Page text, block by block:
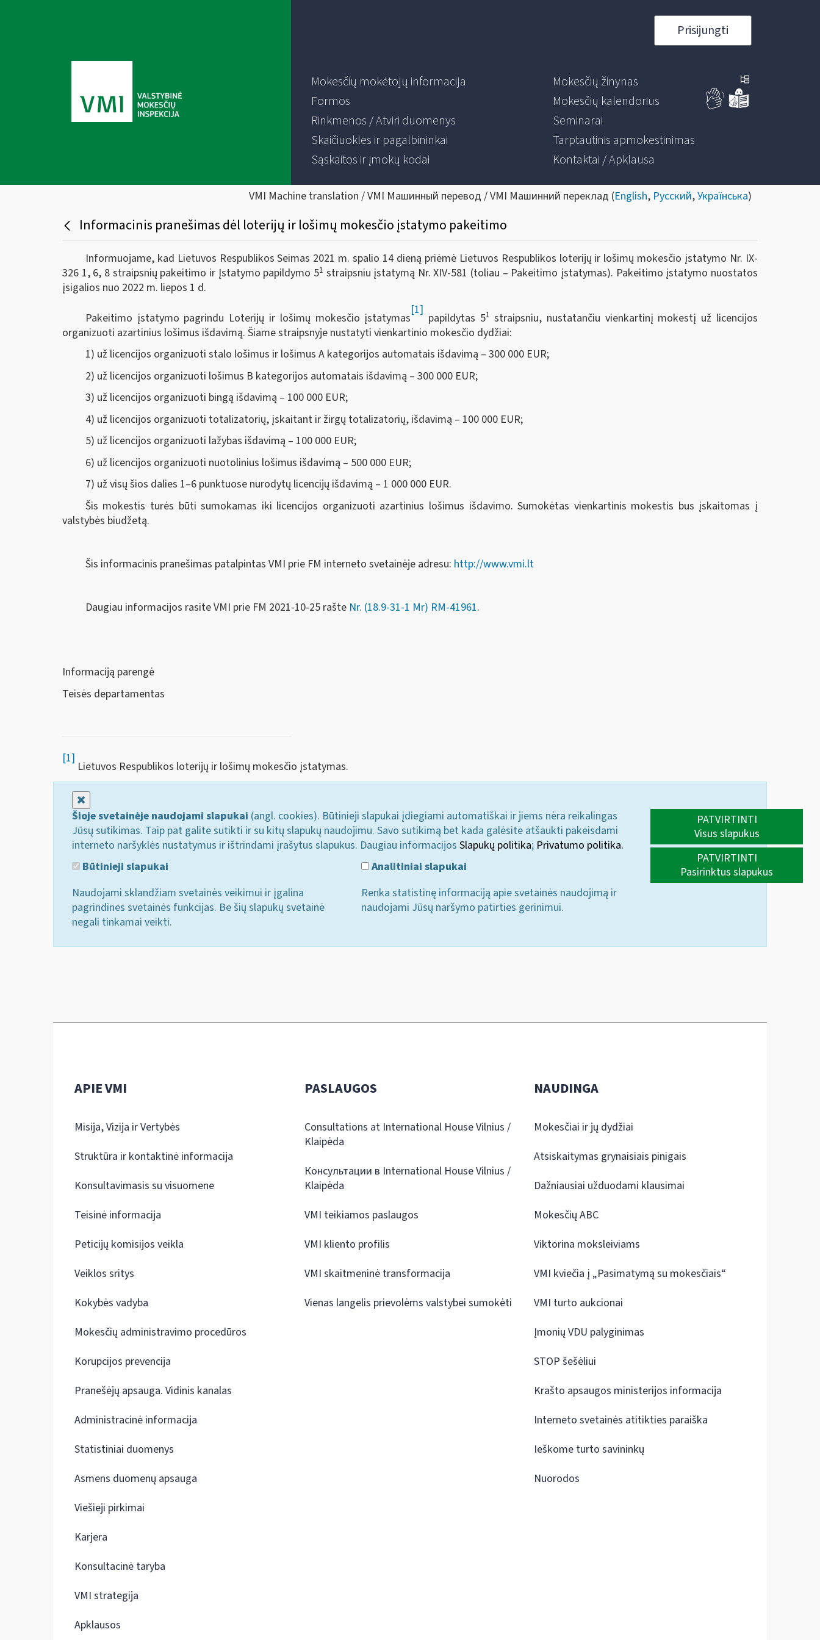
Prisijungti
Mokesčių mokėtojų informacija
Formos
Rinkmenos / Atviri duomenys
Skaičiuoklės ir pagalbininkai
Sąskaitos ir įmokų kodai
Mokesčių žinynas
Mokesčių kalendorius
Seminarai
Tarptautinis apmokestinimas
Kontaktai / Apklausa
VMI Machine translation / VMI Машинный перевод / VMI Машинний переклад (English, Русский,Українська)
Informacinis pranešimas dėl loterijų ir lošimų mokesčio įstatymo pakeitimo
Informuojame, kad Lietuvos Respublikos Seimas 2021 m. spalio 14 dieną priėmė Lietuvos Respublikos loterijų ir lošimų mokesčio įstatymo Nr. IX-
326 1, 6, 8 straipsnių pakeitimo ir Įstatymo papildymo 51 straipsniu įstatymą Nr. XIV-581 (toliau – Pakeitimo įstatymas). Pakeitimo įstatymo nuostatos
įsigalios nuo 2022 m. liepos 1 d.
Pakeitimo įstatymo pagrindu Loterijų ir lošimų mokesčio įstatymas
[1]
papildytas 51 straipsniu, nustatančiu vienkartinį mokestį už licencijos
organizuoti azartinius lošimus išdavimą. Šiame straipsnyje nustatyti vienkartinio mokesčio dydžiai:
1) už licencijos organizuoti stalo lošimus ir lošimus A kategorijos automatais išdavimą – 300 000 EUR;
2) už licencijos organizuoti lošimus B kategorijos automatais išdavimą – 300 000 EUR;
3) už licencijos organizuoti bingą išdavimą – 100 000 EUR;
4) už licencijos organizuoti totalizatorių, įskaitant ir žirgų totalizatorių, išdavimą – 100 000 EUR;
5) už licencijos organizuoti lažybas išdavimą – 100 000 EUR;
6) už licencijos organizuoti nuotolinius lošimus išdavimą – 500 000 EUR;
7) už visų šios dalies 1–6 punktuose nurodytų licencijų išdavimą – 1 000 000 EUR.
Šis mokestis turės būti sumokamas iki licencijos organizuoti azartinius lošimus išdavimo. Sumokėtas vienkartinis mokestis bus įskaitomas į
valstybės biudžetą.
Šis informacinis pranešimas patalpintas VMI prie FM interneto svetainėje adresu: http://www.vmi.lt
Daugiau informacijos rasite VMI prie FM 2021-10-25 rašte Nr. (18.9-31-1 Mr) RM-41961.
Informaciją parengė
Teisės departamentas
[1]
Lietuvos Respublikos loterijų ir lošimų mokesčio įstatymas.
Šioje svetainėje naudojami slapukai (angl. cookies). Būtinieji slapukai įdiegiami automatiškai ir jiems nėra reikalingas
Jūsų sutikimas. Taip pat galite sutikti ir su kitų slapukų naudojimu. Savo sutikimą bet kada galėsite atšaukti pakeisdami
interneto naršyklės nustatymus ir ištrindami įrašytus slapukus. Daugiau informacijos Slapukų politika; Privatumo politika.
Būtinieji slapukai
Naudojami sklandžiam svetainės veikimui ir įgalina
pagrindines svetainės funkcijas. Be šių slapukų svetainė
negali tinkamai veikti.
Analitiniai slapukai
Renka statistinę informaciją apie svetainės naudojimą ir
naudojami Jūsų naršymo patirties gerinimui.
PATVIRTINTI
Visus slapukus
PATVIRTINTI
Pasirinktus slapukus
APIE VMI
Misija, Vizija ir Vertybės
Struktūra ir kontaktinė informacija
Konsultavimasis su visuomene
Teisinė informacija
Peticijų komisijos veikla
Veiklos sritys
Kokybės vadyba
Mokesčių administravimo procedūros
Korupcijos prevencija
Pranešėjų apsauga. Vidinis kanalas
Administracinė informacija
Statistiniai duomenys
Asmens duomenų apsauga
Viešieji pirkimai
Karjera
Konsultacinė taryba
VMI strategija
Apklausos
PASLAUGOS
Consultations at International House Vilnius /
Klaipėda
Консультации в International House Vilnius /
Klaipėda
VMI teikiamos paslaugos
VMI kliento profilis
VMI skaitmeninė transformacija
Vienas langelis prievolėms valstybei sumokėti
NAUDINGA
Mokesčiai ir jų dydžiai
Atsiskaitymas grynaisiais pinigais
Dažniausiai užduodami klausimai
Mokesčių ABC
Viktorina moksleiviams
VMI kviečia į „Pasimatymą su mokesčiais“
VMI turto aukcionai
Įmonių VDU palyginimas
STOP šešėliui
Krašto apsaugos ministerijos informacija
Interneto svetainės atitikties paraiška
Ieškome turto savininkų
Nuorodos